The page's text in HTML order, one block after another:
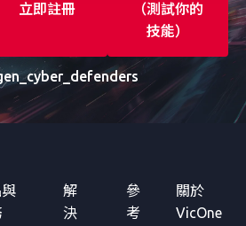
立即註冊
（測試你的
技能）
解
決
參
考
關於
VicOne